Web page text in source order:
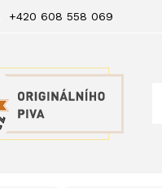
+420 608 558 069